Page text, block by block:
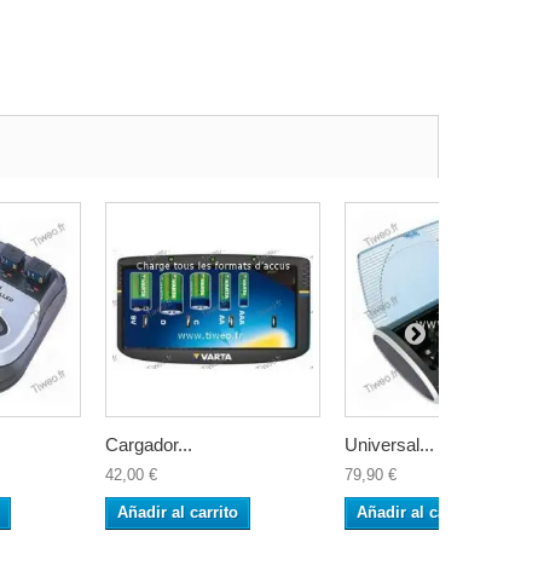
Cargador...
42,00 €
Añadir al carrito
Universal...
79,90 €
Añadir al carrito